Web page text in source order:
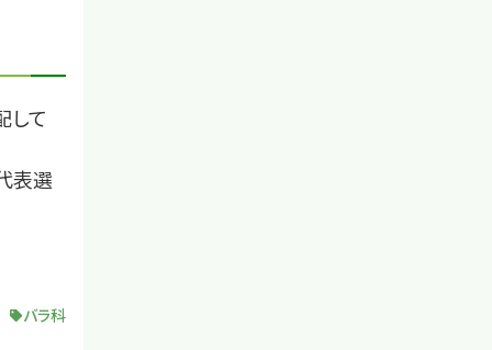
して
表選
バラ科